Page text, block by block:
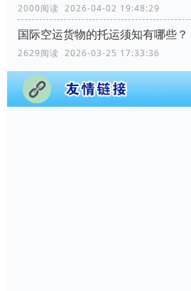
2000阅读 2026-04-02 19:48:29
国际空运货物的托运须知有哪些？
2629阅读 2026-03-25 17:33:36